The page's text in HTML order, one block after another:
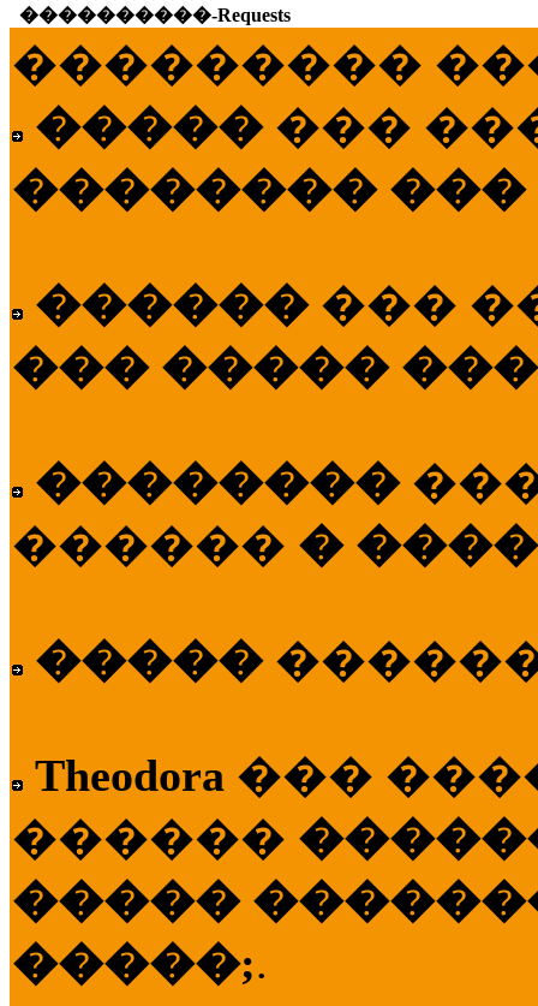
����������-Requests
���������
����� ���
�������� ���
������ ���
��� �����
��������
������ �
�����
Theodora ���
������
�����
�����;.